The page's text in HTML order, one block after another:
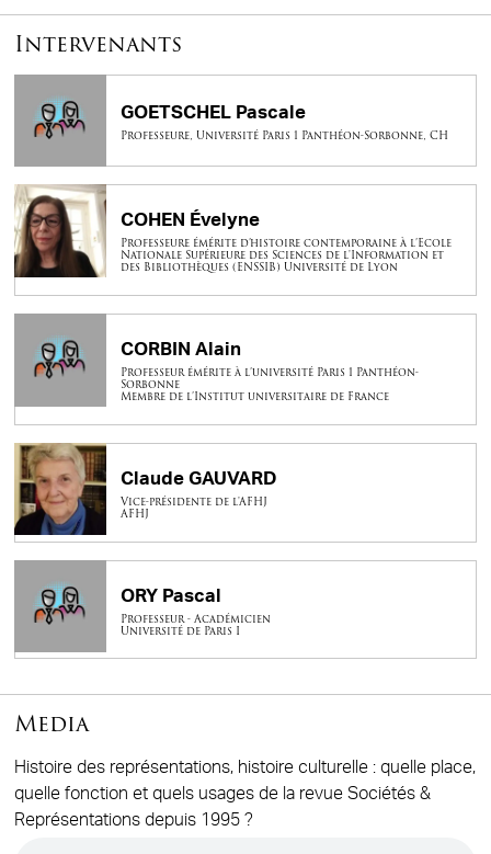
Intervenants
GOETSCHEL Pascale
Professeure, Université Paris 1 Panthéon-Sorbonne, CH
COHEN Évelyne
Professeure émérite d’histoire contemporaine à l’Ecole
Nationale Supérieure des Sciences de l'Information et
des Bibliothèques (ENSSIB) Université de Lyon
CORBIN Alain
Professeur émérite à l’université Paris 1 Panthéon-
Sorbonne
Membre de l’Institut universitaire de France
Claude GAUVARD
Vice-présidente de l'AFHJ
AFHJ
ORY Pascal
Professeur - Académicien
Université de Paris I
Media
Histoire des représentations, histoire culturelle : quelle place,
quelle fonction et quels usages de la revue Sociétés &
Représentations depuis 1995 ?